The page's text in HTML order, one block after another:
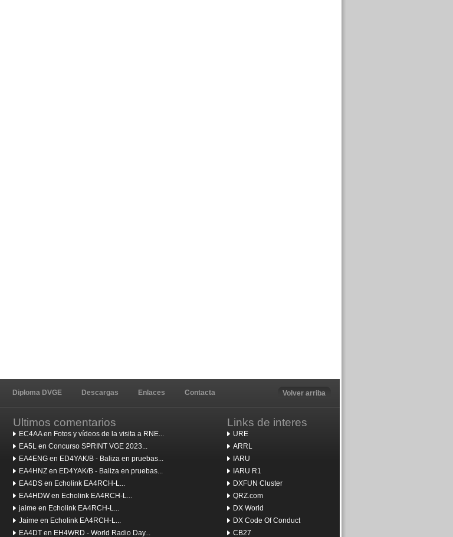
Diploma DVGE Descargas Enlaces Contacta Volver arriba
Ultimos comentarios
EC4AA en Fotos y vídeos de la visita a RNE...
EA5L en Concurso SPRINT VGE 2023...
EA4ENG en ED4YAK/B - Baliza en pruebas...
EA4HNZ en ED4YAK/B - Baliza en pruebas...
EA4DS en Echolink EA4RCH-L...
EA4HDW en Echolink EA4RCH-L...
jaime en Echolink EA4RCH-L...
Jaime en Echolink EA4RCH-L...
EA4DT en EH4WRD - World Radio Day...
Links de interes
URE
ARRL
IARU
IARU R1
DXFUN Cluster
QRZ.com
DX World
DX Code Of Conduct
CB27